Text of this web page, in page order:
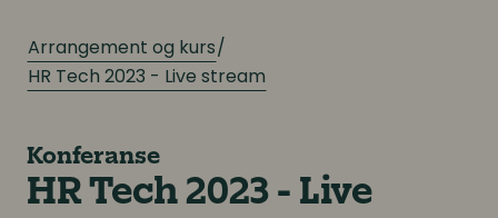
Arrangement og kurs
HR Tech 2023 - Live stream
Konferanse
HR Tech 2023 - Live